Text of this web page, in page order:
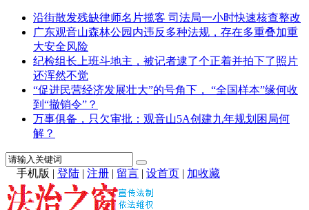
沿街散发残缺律师名片揽客 司法局一小时快速核查整改
广东观音山森林公园内违反多种法规，存在多重叠加重
大安全风险
纪检组长上班斗地主，被记者逮了个正着并拍下了照片
还浑然不觉
“促进民营经济发展壮大”的号角下， “全国样本”缘何收
到“撤销令”？
万事俱备，只欠审批：观音山5A创建九年规划困局何
解？
手机版 | 登陆 | 注册 | 留言 | 设首页 | 加收藏